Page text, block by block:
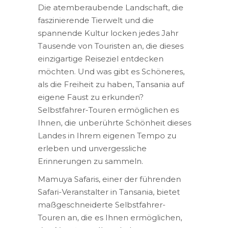
Die atemberaubende Landschaft, die
faszinierende Tierwelt und die
spannende Kultur locken jedes Jahr
Tausende von Touristen an, die dieses
einzigartige Reiseziel entdecken
möchten. Und was gibt es Schöneres,
als die Freiheit zu haben, Tansania auf
eigene Faust zu erkunden?
Selbstfahrer-Touren ermöglichen es
Ihnen, die unberührte Schönheit dieses
Landes in Ihrem eigenen Tempo zu
erleben und unvergessliche
Erinnerungen zu sammeln.
Mamuya Safaris, einer der führenden
Safari-Veranstalter in Tansania, bietet
maßgeschneiderte Selbstfahrer-
Touren an, die es Ihnen ermöglichen,